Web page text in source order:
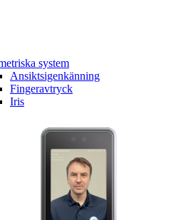
system
Ansiktsigenkänning
Fingeravtryck
Iris